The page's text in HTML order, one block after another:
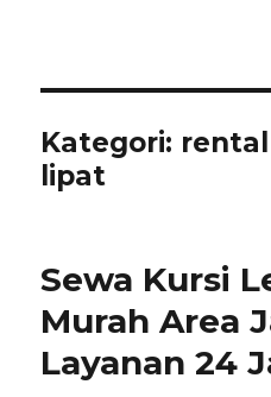
Kategori:
lipat
Sewa Kursi
Murah Area
Layanan 24